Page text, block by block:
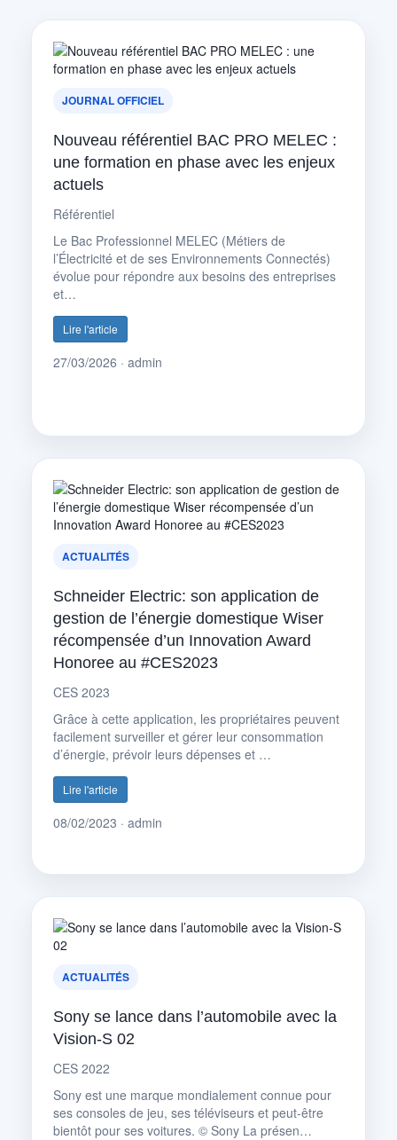
JOURNAL OFFICIEL
Nouveau référentiel BAC PRO MELEC :
une formation en phase avec les enjeux
actuels
Référentiel
Le Bac Professionnel MELEC (Métiers de
l’Électricité et de ses Environnements Connectés)
évolue pour répondre aux besoins des entreprises
et…
Lire l'article
27/03/2026 · admin
ACTUALITÉS
Schneider Electric: son application de
gestion de l’énergie domestique Wiser
récompensée d’un Innovation Award
Honoree au #CES2023
CES 2023
Grâce à cette application, les propriétaires peuvent
facilement surveiller et gérer leur consommation
d’énergie, prévoir leurs dépenses et …
Lire l'article
08/02/2023 · admin
ACTUALITÉS
Sony se lance dans l’automobile avec la
Vision-S 02
CES 2022
Sony est une marque mondialement connue pour
ses consoles de jeu, ses téléviseurs et peut-être
bientôt pour ses voitures. © Sony La présen…